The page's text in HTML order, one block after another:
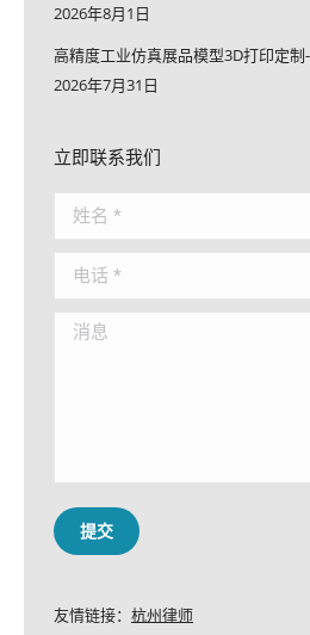
2026年8月1日
高精度工业仿真展品模型3D打印定制
2026年7月31日
立即联系我们
姓名 *
电话 *
消息
提交
友情链接： 杭州律师